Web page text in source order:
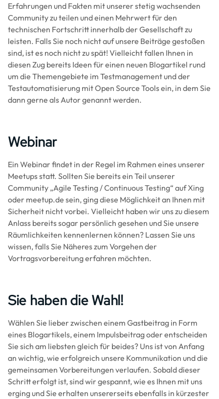
Erfahrungen und Fakten mit unserer stetig wachsenden
Community zu teilen und einen Mehrwert für den
technischen Fortschritt innerhalb der Gesellschaft zu
leisten. Falls Sie noch nicht auf unsere Beiträge gestoßen
sind, ist es noch nicht zu spät! Vielleicht fallen Ihnen in
diesen Zug bereits Ideen für einen neuen Blogartikel rund
um die Themengebiete im Testmanagement und der
Testautomatisierung mit Open Source Tools ein, in dem Sie
dann gerne als Autor genannt werden.
Webinar
Ein Webinar findet in der Regel im Rahmen eines unserer
Meetups statt. Sollten Sie bereits ein Teil unserer
Community „Agile Testing / Continuous Testing“ auf Xing
oder meetup.de sein, ging diese Möglichkeit an Ihnen mit
Sicherheit nicht vorbei. Vielleicht haben wir uns zu diesem
Anlass bereits sogar persönlich gesehen und Sie unsere
Räumlichkeiten kennenlernen können? Lassen Sie uns
wissen, falls Sie Näheres zum Vorgehen der
Vortragsvorbereitung erfahren möchten.
Sie haben die Wahl!
Wählen Sie lieber zwischen einem Gastbeitrag in Form
eines Blogartikels, einem Impulsbeitrag oder entscheiden
Sie sich am liebsten gleich für beides? Uns ist von Anfang
an wichtig, wie erfolgreich unsere Kommunikation und die
gemeinsamen Vorbereitungen verlaufen. Sobald dieser
Schritt erfolgt ist, sind wir gespannt, wie es Ihnen mit uns
erging und Sie erhalten unsererseits ebenfalls in kürzester